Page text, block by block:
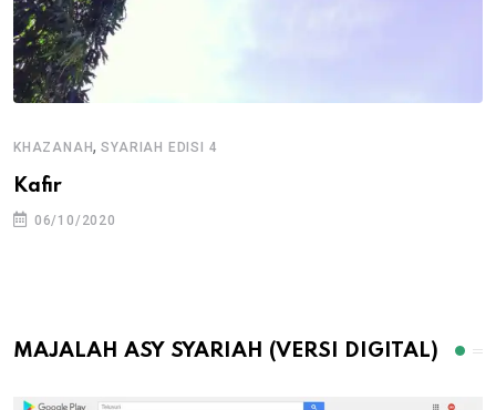
KHAZANAH,SYARIAH EDISI 4
Kafir
06/10/2020
MAJALAH ASY SYARIAH (VERSI DIGITAL)